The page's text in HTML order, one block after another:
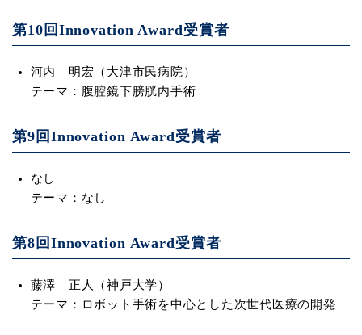
第10回Innovation Award受賞者
河内 明宏（大津市民病院）
テーマ：腹腔鏡下膀胱内手術
第9回Innovation Award受賞者
なし
テーマ：なし
第8回Innovation Award受賞者
藤澤 正人（神戸大学）
テーマ：ロボット手術を中心とした次世代医療の開発